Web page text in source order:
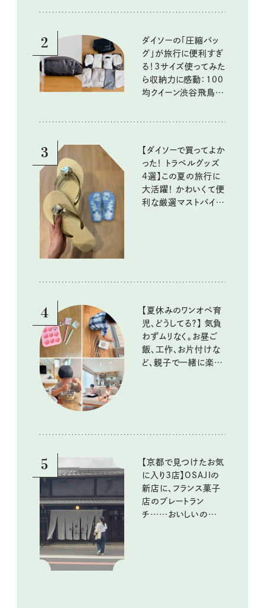
2
ダイソーの「圧縮バッ
グ」が旅行に便利すぎ
る！3サイズ使ってみた
ら収納力に感動：100
均クイーン渋谷飛鳥の
3
【ダイソーで買ってよか
った！ トラベルグッズ
4選】この夏の旅行に
大活躍！ かわいくて便
利な厳選マストバイア
4
【夏休みのワンオペ育
児、どうしてる？】 気負
わずムリなく。お昼ご
飯、工作、お片付けな
ど、親子で一緒に楽し
5
【京都で見つけたお気
に入り3店】OSAJIの
新店に、フランス菓子
店のプレートラン
チ……おいしいのんび